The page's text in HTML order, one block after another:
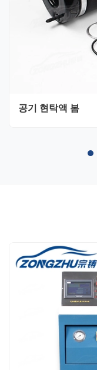
공기 현탁액 봄